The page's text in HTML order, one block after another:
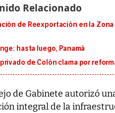
de Reexportación en la
hasta luego, Panamá
de Colón clama por
de Gabinete autorizó
integral de la